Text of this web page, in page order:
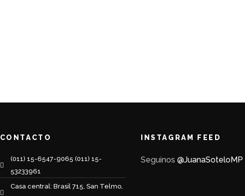
CONTACTO
(011) 15-6547-9065 (011) 15-
53233961
Casa central: Brasil 715, San Telmo,
INSTAGRAM FEED
Seguinos @JuanaSoteloMP